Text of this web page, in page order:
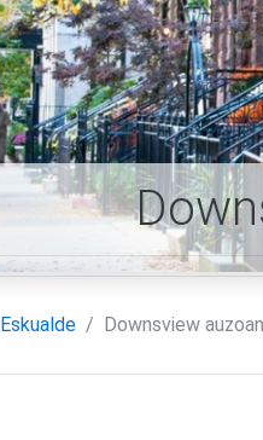
Eskualde Downsview